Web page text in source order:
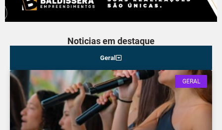
Noticias em destaque
Geral
GERAL